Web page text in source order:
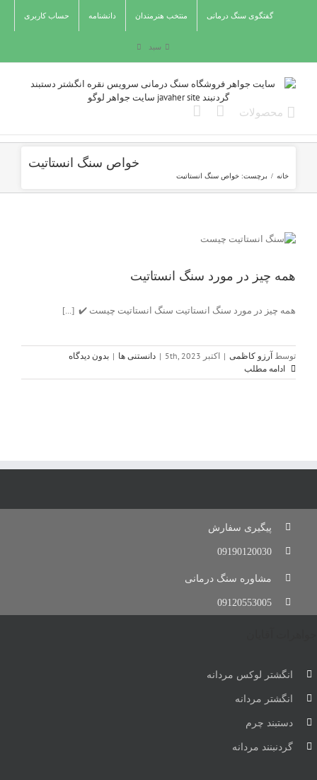
گفتگوی سنگ درمانی منتخب هنرمندان دانشنامه حساب کاربری
سبد
خواص سنگ انستاتیت
خانه / برچست: خواص سنگ انستاتیت
همه چیز در مورد سنگ انستاتیت
همه چیز در مورد سنگ انستاتیت سنگ انستاتیت چیست ✔️ [...]
توسطآرزو کاظمی | اکتبر 5th, 2023 | دانستنی ها | بدون دیدگاه
ادامه مطلب
پیگیری سفارش
09190120030
مشاوره سنگ درمانی
09120553005
انگشتر لوکس مردانه
انگشتر مردانه
دستبند چرم
گردنبنند مردانه